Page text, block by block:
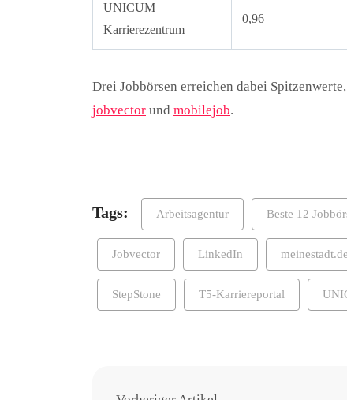
UNICUM
Karrierezentrum
0,96
Drei Jobbörsen erreichen dabei
jobvector und mobilejob.
Tags: Arbeitsagentur Beste 12
Jobvector LinkedIn meinestadt.de
StepStone T5-Karriereportal